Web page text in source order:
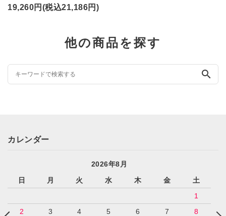
19,260円(税込21,186円)
他の商品を探す
search
カレンダー
2026年8月
日
月 火 水 木 金
土
1
2
3 4 5 6 7
8